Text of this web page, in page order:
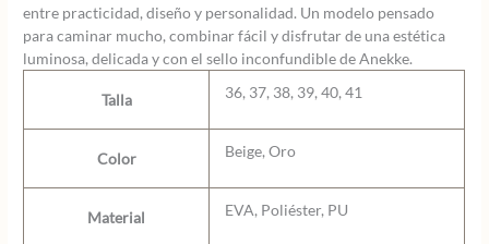
entre practicidad, diseño y personalidad. Un modelo pensado
para caminar mucho, combinar fácil y disfrutar de una estética
luminosa, delicada y con el sello inconfundible de Anekke.
Talla 36, 37, 38, 39, 40, 41
Color Beige, Oro
Material EVA, Poliéster, PU